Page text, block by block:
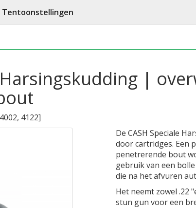
Tentoonstellingen
Harsingskudding |
4002, 4122]
De CASH Speciale
door cartridges. Een
penetrerende bout
gebruik van een
die na het afvuren
Het neemt zowel .22
stun gun voor een